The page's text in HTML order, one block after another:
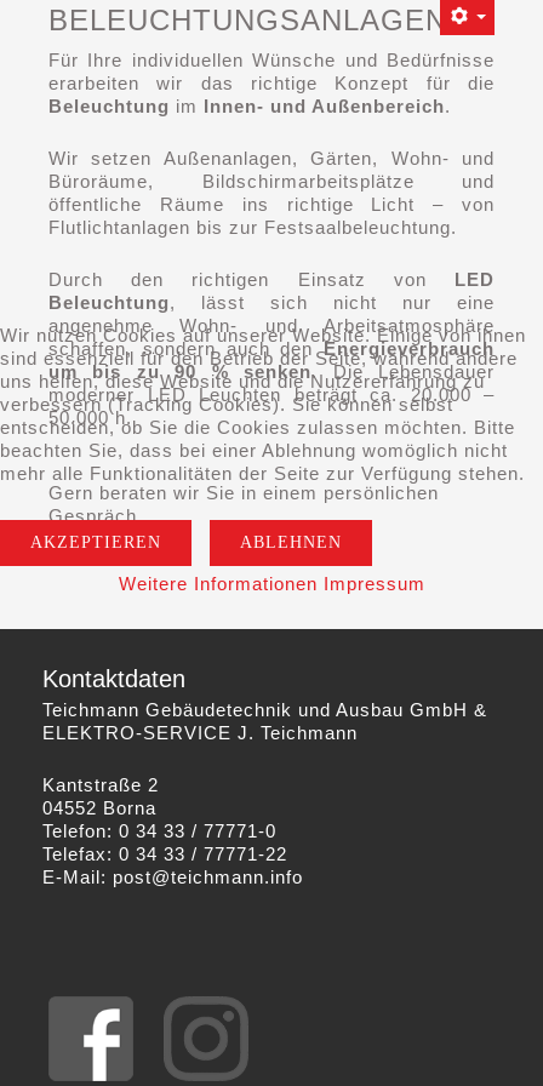
BELEUCHTUNGSANLAGEN
Für Ihre individuellen Wünsche und Bedürfnisse
erarbeiten wir das richtige Konzept für die
Beleuchtung im Innen- und Außenbereich.
Wir setzen Außenanlagen, Gärten, Wohn- und
Büroräume, Bildschirmarbeitsplätze und
öffentliche Räume ins richtige Licht – von
Flutlichtanlagen bis zur Festsaalbeleuchtung.
Durch den richtigen Einsatz von LED
Beleuchtung, lässt sich nicht nur eine
angenehme Wohn- und Arbeitsatmosphäre
schaffen, sondern auch denEnergieverbrauch
um bis zu 90 % senken. Die Lebensdauer
moderner LED Leuchten beträgt ca. 20.000 –
50.000 h.
Gern beraten wir Sie in einem persönlichen
Gespräch.
Kontaktdaten
Teichmann Gebäudetechnik und Ausbau GmbH &
ELEKTRO-SERVICE J. Teichmann
Kantstraße 2
04552 Borna
Telefon: 0 34 33 / 77771-0
Telefax: 0 34 33 / 77771-22
E-Mail: post@teichmann.info
Wir nutzen Cookies auf unserer Website. Einige von ihnen
sind essenziell für den Betrieb der Seite, während andere
uns helfen, diese Website und die Nutzererfahrung zu
verbessern (Tracking Cookies). Sie können selbst
entscheiden, ob Sie die Cookies zulassen möchten. Bitte
beachten Sie, dass bei einer Ablehnung womöglich nicht
mehr alle Funktionalitäten der Seite zur Verfügung stehen.
AKZEPTIEREN ABLEHNEN
Weitere Informationen Impressum